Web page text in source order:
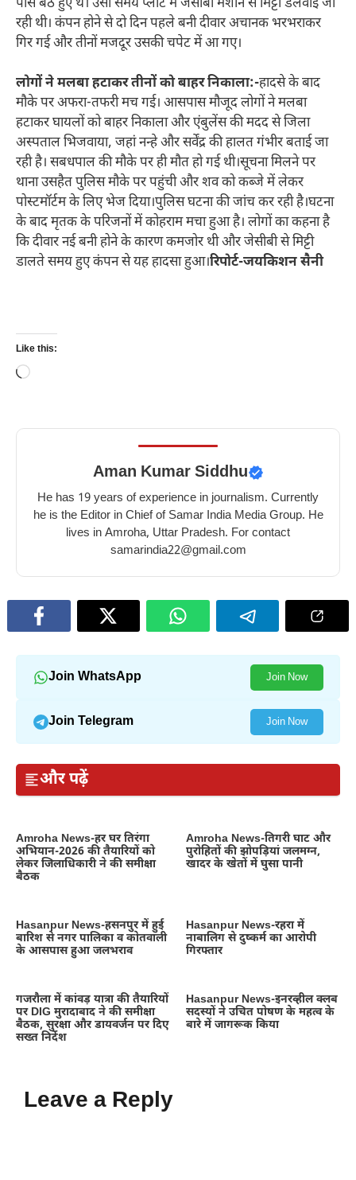
पास बैठे हुए थे। उसी समय प्लॉट में जेसीबी मशीन से मिट्टी डलवाई जा
रही थी। कंपन होने से दो दिन पहले बनी दीवार अचानक भरभराकर
गिर गई और तीनों मजदूर उसकी चपेट में आ गए।
लोगों ने मलबा हटाकर तीनों को बाहर निकाला:-हादसे के बाद
मौके पर अफरा-तफरी मच गई। आसपास मौजूद लोगों ने मलबा
हटाकर घायलों को बाहर निकाला और एंबुलेंस की मदद से जिला
अस्पताल भिजवाया, जहां नन्हे और सर्वेंद्र की हालत गंभीर बताई जा
रही है। सबधपाल की मौके पर ही मौत हो गई थी।सूचना मिलने पर
थाना उसहैत पुलिस मौके पर पहुंची और शव को कब्जे में लेकर
पोस्टमॉर्टम के लिए भेज दिया।पुलिस घटना की जांच कर रही है।घटना
के बाद मृतक के परिजनों में कोहराम मचा हुआ है। लोगों का कहना है
कि दीवार नई बनी होने के कारण कमजोर थी और जेसीबी से मिट्टी
डालते समय हुए कंपन से यह हादसा हुआ।रिपोर्ट-जयकिशन सैनी
Like this:
Loading…
Aman Kumar Siddhu
He has 19 years of experience in journalism. Currently
he is the Editor in Chief of Samar India Media Group. He
lives in Amroha, Uttar Pradesh. For contact
samarindia22@gmail.com
Join WhatsApp Join Now
Join Telegram Join Now
और पढ़ें
Amroha News-हर घर तिरंगा
अभियान-2026 की तैयारियों को
लेकर जिलाधिकारी ने की समीक्षा
बैठक
Amroha News-तिगरी घाट और
पुरोहितों की झोपड़ियां जलमग्न,
खादर के खेतों में घुसा पानी
Hasanpur News-हसनपुर में हुई
बारिश से नगर पालिका व कोतवाली
के आसपास हुआ जलभराव
Hasanpur News-रहरा में
नाबालिग से दुष्कर्म का आरोपी
गिरफ्तार
गजरौला में कांवड़ यात्रा की तैयारियों
पर DIG मुरादाबाद ने की समीक्षा
बैठक, सुरक्षा और डायवर्जन पर दिए
सख्त निर्देश
Hasanpur News-इनरव्हील क्लब
सदस्यों ने उचित पोषण के महत्व के
बारे में जागरूक किया
Leave a Reply